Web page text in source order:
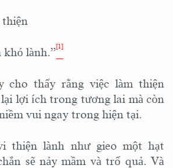
lành.”[1]
cho thấy rằng việc làm thiện
lợi ích trong tương lai mà còn
vui ngay trong hiện tại.
thiện lành như gieo một hạt
sẽ nảy mầm và trổ quả. Và